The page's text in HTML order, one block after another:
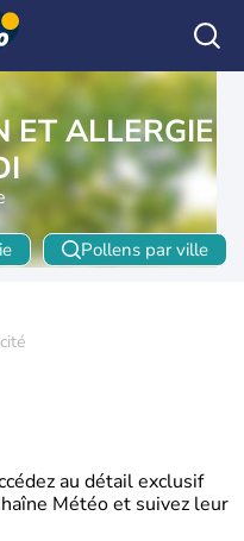
Pollens par ville
au détail exclusif
Météo et suivez leur